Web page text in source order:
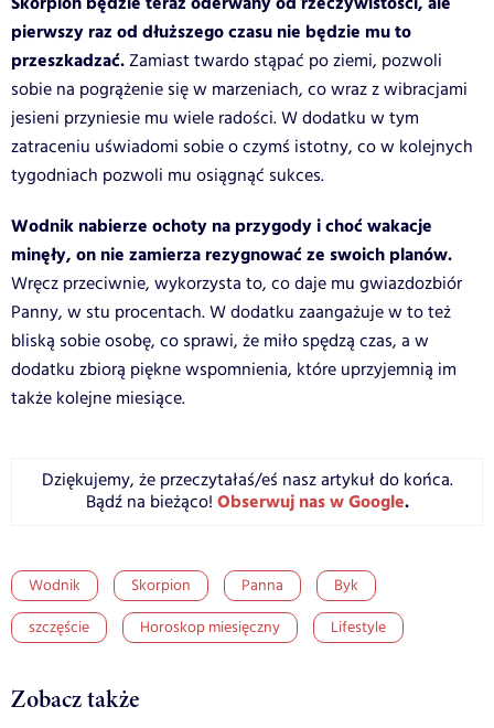
pierwszy raz od dłuższego czasu nie będzie mu to
przeszkadzać.Zamiast twardo stąpać po ziemi, pozwoli
sobie na pogrążenie się w marzeniach, co wraz z wibracjami
jesieni przyniesie mu wiele radości. W dodatku w tym
zatraceniu uświadomi sobie o czymś istotny, co w kolejnych
tygodniach pozwoli mu osiągnąć sukces.
Wodnik nabierze ochoty na przygody i choć wakacje
minęły, on nie zamierza rezygnować ze swoich planów.
Wręcz przeciwnie, wykorzysta to, co daje mu gwiazdozbiór
Panny, w stu procentach. W dodatku zaangażuje w to też
bliską sobie osobę, co sprawi, że miło spędzą czas, a w
dodatku zbiorą piękne wspomnienia, które uprzyjemnią im
także kolejne miesiące.
Dziękujemy, że przeczytałaś/eś nasz artykuł do końca.
Bądź na bieżąco! Obserwuj nas w Google.
Wodnik Skorpion Panna
Byk
szczęście
Horoskop miesięczny Lifestyle
Zobacz także